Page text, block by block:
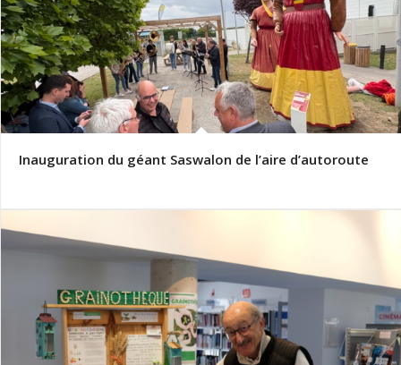
Inauguration du géant Saswalon de l’aire d’autoroute